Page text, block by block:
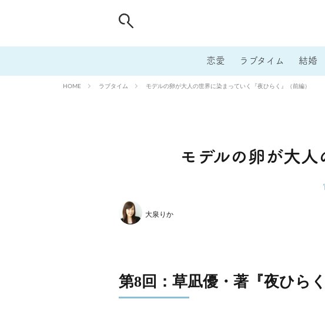
恋愛 ラブタイム 結婚
HOME ラブタイム モデルの卵が大人の世界に染まっていく『夜ひらく』（前編）
モデルの卵が大人
大泉りか
第8回：草凪優・著『夜ひらく